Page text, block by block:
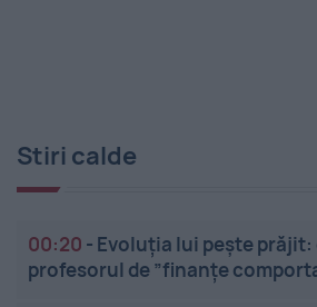
Stiri calde
00:20 - Evoluția lui pește prăjit:
profesorul de ”finanțe